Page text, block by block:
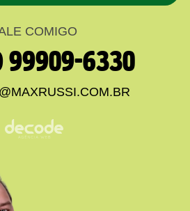
COMIGO
99909-6330